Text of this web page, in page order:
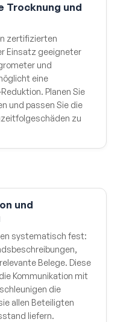
Trocknung und
zertifizierten
Einsatz geeigneter
und
eine
Planen Sie
und passen Sie die
zu
und
systematisch fest:
Belege. Diese
Kommunikation mit
die
allen Beteiligten
liefern.